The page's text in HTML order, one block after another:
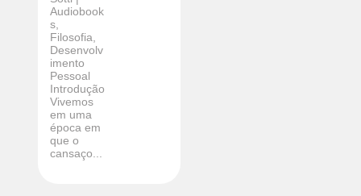
Audiobook
s,
Filosofia,
Desenvolv
imento
Pessoal
Introdução
Vivemos
em uma
época em
que o
cansaço...